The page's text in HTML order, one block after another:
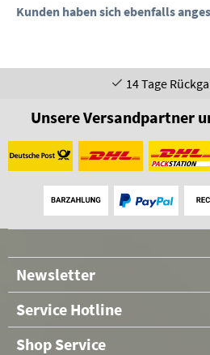
Kunden haben sich ebenfalls
14 Tage Rückgaberecht
Unsere Versandpartner
Newsletter
Service Hotline
Shop Service